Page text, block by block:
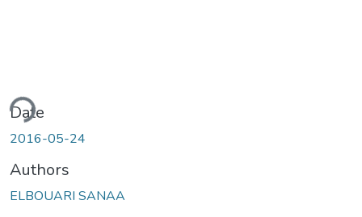
Date
2016-05-24
Authors
ELBOUARI SANAA